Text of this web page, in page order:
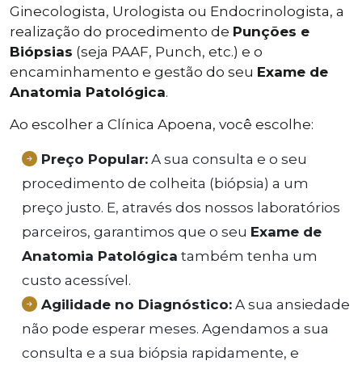
Ginecologista, Urologista ou Endocrinologista, a
realização do procedimento de Punções e
Biópsias (seja PAAF, Punch, etc.) e o
encaminhamento e gestão do seu Exame de
Anatomia Patológica.
Ao escolher a Clínica Apoena, você escolhe:
Preço Popular: A sua consulta e o seu
procedimento de colheita (biópsia) a um
preço justo. E, através dos nossos laboratórios
parceiros, garantimos que o seu Exame de
Anatomia Patológica também tenha um
custo acessível.
Agilidade no Diagnóstico: A sua ansiedade
não pode esperar meses. Agendamos a sua
consulta e a sua biópsia rapidamente, e